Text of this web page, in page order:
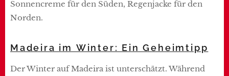
Sonnencreme für den Süden, Regenjacke für den
Norden.
Madeira im Winter: Ein Geheimtipp
Der Winter auf Madeira ist unterschätzt. Während